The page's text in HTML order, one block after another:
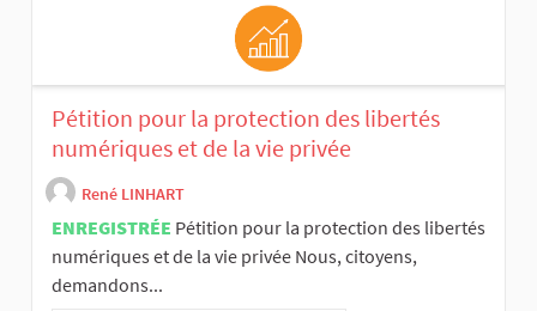
Pétition pour la protection des libertés
numériques et de la vie privée
René LINHART
ENREGISTRÉE Pétition pour la protection des libertés
numériques et de la vie privée Nous, citoyens,
demandons...